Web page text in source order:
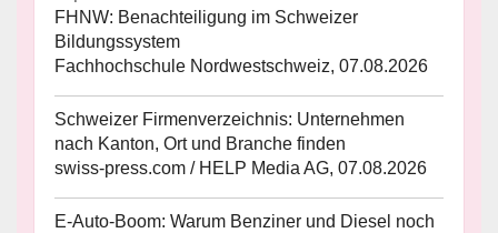
FHNW: Benachteiligung im Schweizer
Bildungssystem
Fachhochschule Nordwestschweiz, 07.08.2026
Schweizer Firmenverzeichnis: Unternehmen
nach Kanton, Ort und Branche finden
swiss-press.com / HELP Media AG, 07.08.2026
E-Auto-Boom: Warum Benziner und Diesel noch